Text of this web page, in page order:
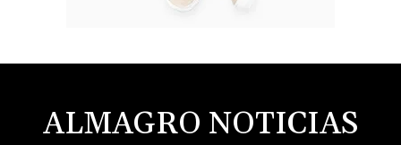
ALMAGRO NOTICIAS